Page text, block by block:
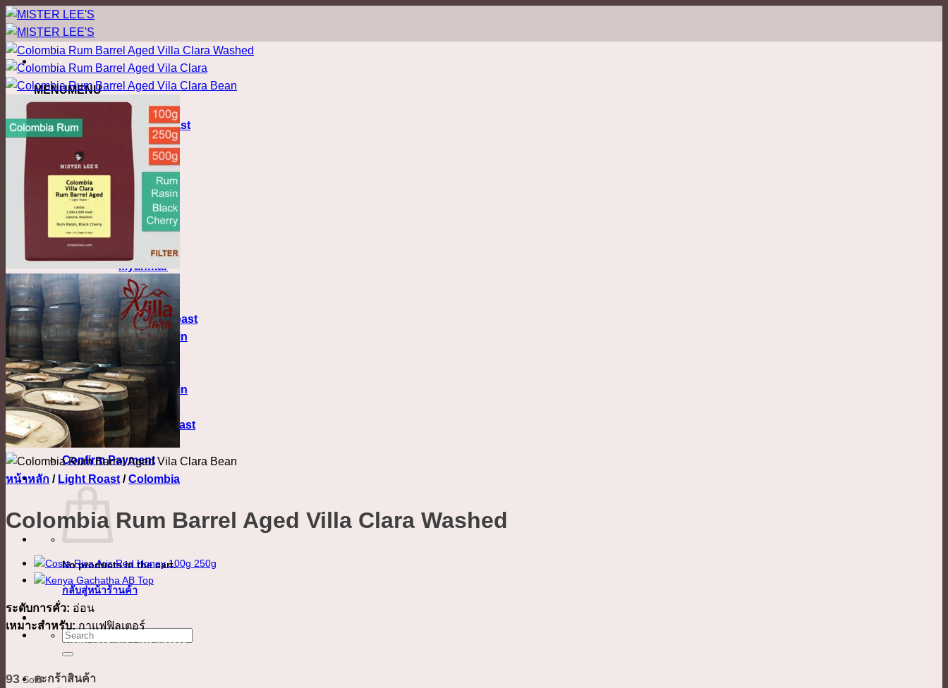
ข้าม
ไป
ยัง
เนื้อหา
MENUMENU
Nordic Filter Roast
Light Roast
Colombia
Costa Rica
Ethiopia
Honduras
Kenya
Malawi
Myanmar
Thailand
Blend
Medium Light Roast
Single Origin
Blend
Medium Roast
Single Origin
Blend
Medium Dark Roast
Dark Roast
Confirm Payment
เข้าสู่ระบบ
No products in the cart.
กลับสู่หน้าร้านค้า
ค้นหา:
ตะกร้าสินค้า
หน้าหลัก / Light Roast / Colombia
Colombia Rum Barrel Aged Villa Clara Washed
ระดับการคั่ว: อ่อน
เหมาะสำหรับ:กาแฟฟิลเตอร์
Colombia Rum Barrel Aged Villa Clara Washed
93 Sold